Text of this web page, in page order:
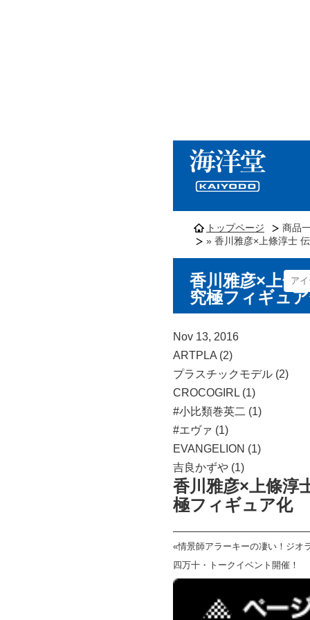
トップページ
商品
» 香川雅彦×上條淳士
香川雅彦×上條
究極フィギュ
Nov 13, 2016
ARTPLA (2)
プラスチックモデル (2)
CROCOGIRL (1)
#小比類巻英二 (1)
#エヴァ (1)
EVANGELION (1)
吉良かずや (1)
香川雅彦×上條淳
極フィギュア化
«情景師アラーキーの凄い！ジオ
四万十・トークイベント開催！